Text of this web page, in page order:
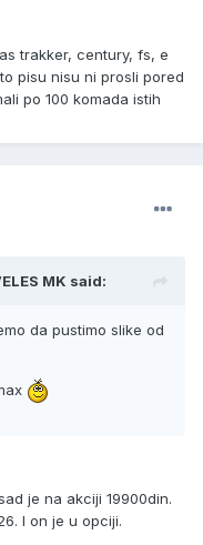
trakker, century, fs, e
pisu nisu ni prosli pored
po 100 komada istih
MK said:
da pustimo slike od
je na akciji 19900din.
I on je u opciji.